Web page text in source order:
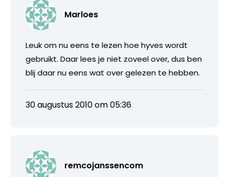
Marloes
Leuk om nu eens te lezen hoe hyves wordt
gebruikt. Daar lees je niet zoveel over, dus ben
blij daar nu eens wat over gelezen te hebben.
30 augustus 2010 om 05:36
remcojanssencom